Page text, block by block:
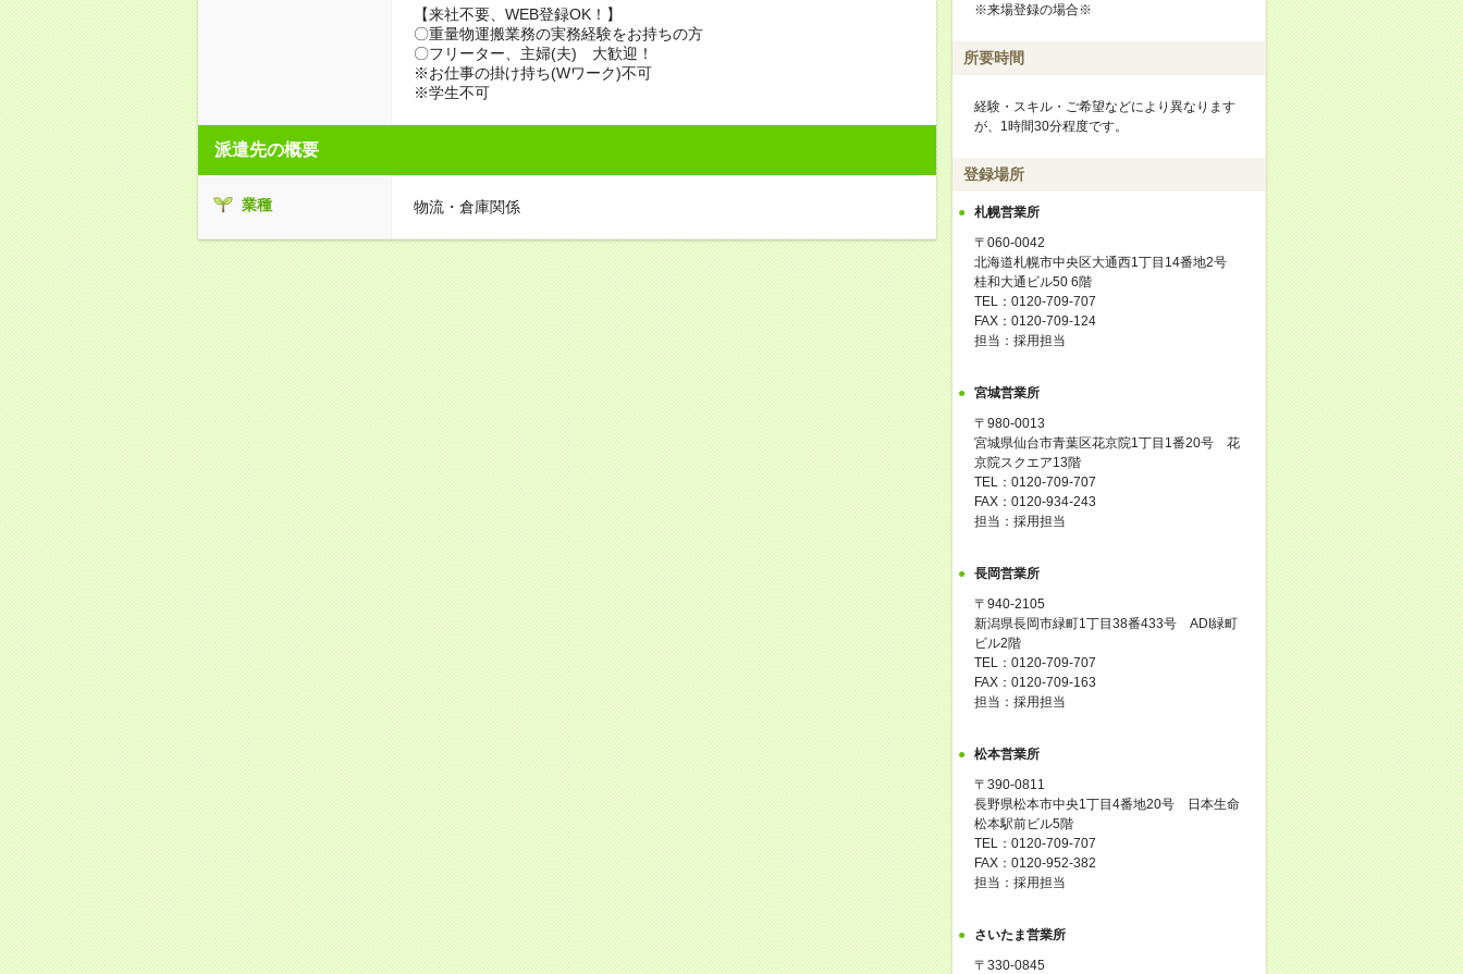
【来社不要、WEB登録OK！】
〇重量物運搬業務の実務経験をお持ちの方
〇フリーター、主婦(夫) 大歓迎！
※お仕事の掛け持ち(Wワーク)不可
※学生不可
派遣先の概要
業種 物流・倉庫関係
※来場登録の場合※
所要時間
経験・スキル・ご希望などにより異なります
が、1時間30分程度です。
登録場所
札幌営業所
〒060-0042
北海道札幌市中央区大通西1丁目14番地2号
桂和大通ビル50 6階
TEL：0120-709-707
FAX：0120-709-124
担当：採用担当
宮城営業所
〒980-0013
宮城県仙台市青葉区花京院1丁目1番20号 花
京院スクエア13階
TEL：0120-709-707
FAX：0120-934-243
担当：採用担当
長岡営業所
〒940-2105
新潟県長岡市緑町1丁目38番433号 ADI緑町
ビル2階
TEL：0120-709-707
FAX：0120-709-163
担当：採用担当
松本営業所
〒390-0811
長野県松本市中央1丁目4番地20号 日本生命
松本駅前ビル5階
TEL：0120-709-707
FAX：0120-952-382
担当：採用担当
さいたま営業所
〒330-0845